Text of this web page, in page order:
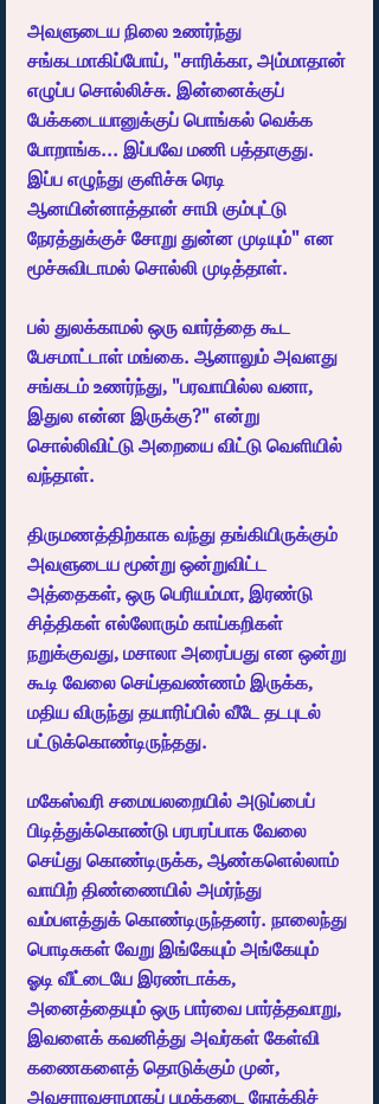
அவளுடைய நிலை உணர்ந்து
சங்கடமாகிப்போய், "சாரிக்கா, அம்மாதான்
எழுப்ப சொல்லிச்சு. இன்னைக்குப்
பேக்கடையானுக்குப் பொங்கல் வெக்க
போறாங்க... இப்பவே மணி பத்தாகுது.
இப்ப எழுந்து குளிச்சு ரெடி
ஆனயின்னாத்தான் சாமி கும்புட்டு
நேரத்துக்குச் சோறு துன்ன முடியும்" என
மூச்சுவிடாமல் சொல்லி முடித்தாள்.
பல் துலக்காமல் ஒரு வார்த்தை கூட
பேசமாட்டாள் மங்கை. ஆனாலும் அவளது
சங்கடம் உணர்ந்து, "பரவாயில்ல வனா,
இதுல என்ன இருக்கு?" என்று
சொல்லிவிட்டு அறையை விட்டு வெளியில்
வந்தாள்.
திருமணத்திற்காக வந்து தங்கியிருக்கும்
அவளுடைய மூன்று ஒன்றுவிட்ட
அத்தைகள், ஒரு பெரியம்மா, இரண்டு
சித்திகள் எல்லோரும் காய்கறிகள்
நறுக்குவது, மசாலா அரைப்பது என ஒன்று
கூடி வேலை செய்தவண்ணம் இருக்க,
மதிய விருந்து தயாரிப்பில் வீடே தடபுடல்
பட்டுக்கொண்டிருந்தது.
மகேஸ்வரி சமையலறையில் அடுப்பைப்
பிடித்துக்கொண்டு பரபரப்பாக வேலை
செய்து கொண்டிருக்க, ஆண்களெல்லாம்
வாயிற் திண்ணையில் அமர்ந்து
வம்பளத்துக் கொண்டிருந்தனர். நாலைந்து
பொடிசுகள் வேறு இங்கேயும் அங்கேயும்
ஓடி வீட்டையே இரண்டாக்க,
அனைத்தையும் ஒரு பார்வை பார்த்தவாறு,
இவளைக் கவனித்து அவர்கள் கேள்வி
கணைகளைத் தொடுக்கும் முன்,
அவசராவசரமாகப் புழக்கடை நோக்கிச்